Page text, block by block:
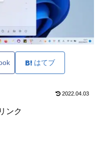
はてブ
2022.04.03
ンク